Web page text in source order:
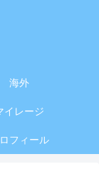
海外
イレージ
フィール